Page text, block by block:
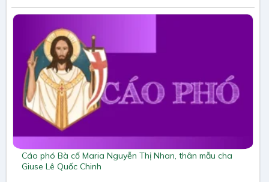
Cáo phó Bà cố Maria Nguyễn Thị Nhan, thân mẫu cha
Giuse Lê Quốc Chinh